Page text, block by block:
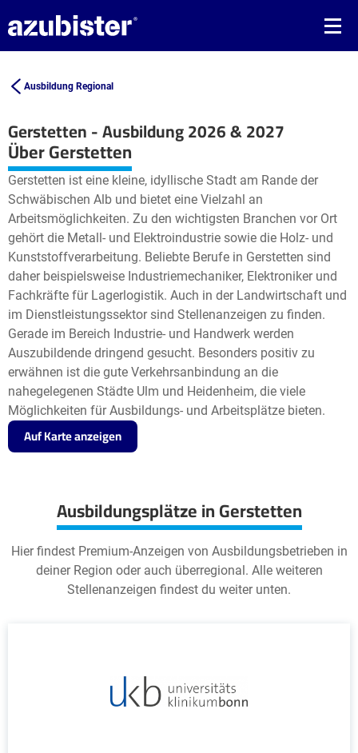
Ausbildung Regional
Gerstetten - Ausbildung 2026 & 2027
+
−
Leaflet| ©OpenStreetMap2
Über Gerstetten
Gerstetten ist eine kleine, idyllische Stadt am Rande der
Schwäbischen Alb und bietet eine Vielzahl an
Arbeitsmöglichkeiten. Zu den wichtigsten Branchen vor Ort
gehört die Metall- und Elektroindustrie sowie die Holz- und
Kunststoffverarbeitung. Beliebte Berufe in Gerstetten sind
daher beispielsweise Industriemechaniker, Elektroniker und
Fachkräfte für Lagerlogistik. Auch in der Landwirtschaft und
im Dienstleistungssektor sind Stellenanzeigen zu finden.
Gerade im Bereich Industrie- und Handwerk werden
Auszubildende dringend gesucht. Besonders positiv zu
erwähnen ist die gute Verkehrsanbindung an die
nahegelegenen Städte Ulm und Heidenheim, die viele
Möglichkeiten für Ausbildungs- und Arbeitsplätze bieten.
Auf Karte anzeigen
Ausbildungsplätze in Gerstetten
Hier findest Premium-Anzeigen von Ausbildungsbetrieben in
deiner Region oder auch überregional. Alle weiteren
Stellenanzeigen findest du weiter unten.